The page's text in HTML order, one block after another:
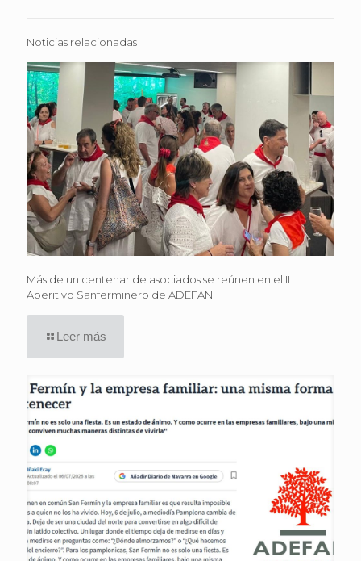
Noticias relacionadas
Más de un centenar de asociados se reúnen en el II
Aperitivo Sanferminero de ADEFAN
Leer más